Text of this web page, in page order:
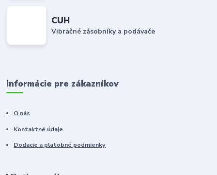
CUH
Vibračné zásobníky a podávače
Informácie pre zákazníkov
O nás
Kontaktné údaje
Dodacie a platobné podmienky